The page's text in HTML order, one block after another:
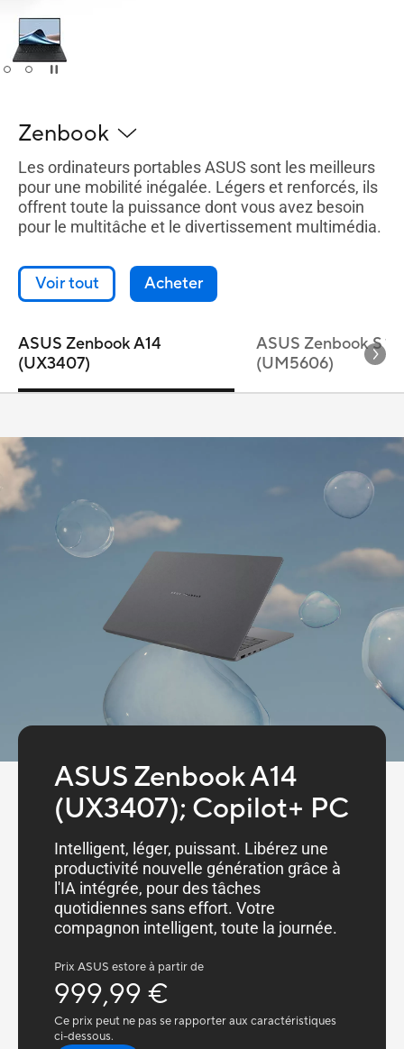
Zenbook
Les ordinateurs portables ASUS sont les meilleurs
pour une mobilité inégalée. Légers et renforcés, ils
offrent toute la puissance dont vous avez besoin
pour le multitâche et le divertissement multimédia.
Voir tout Acheter
ASUS Zenbook A14
(UX3407)
ASUS Zenbook S 16
(UM5606)
ASUS Zenbook A14
(UX3407); Copilot+ PC
Intelligent, léger, puissant. Libérez une
productivité nouvelle génération grâce à
l'IA intégrée, pour des tâches
quotidiennes sans effort. Votre
compagnon intelligent, toute la journée.
Prix ASUS estore à partir de
999,99 €
Ce prix peut ne pas se rapporter aux caractéristiques
ci-dessous.